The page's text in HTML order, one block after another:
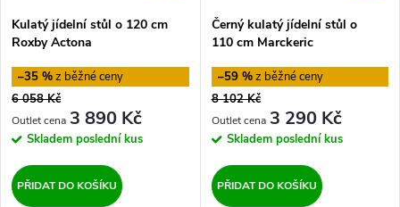
r
o
d
u
p
r
o
d
u
Kulatý jídelní stůl o 120 cm
Roxby Actona
–35 %
6 058 Kč
3 890 Kč
Skladem poslední kus
PŘIDAT DO KOŠÍKU
Černý kulatý jídelní stůl o
110 cm Marckeric
–59 %
8 102 Kč
3 290 Kč
Skladem poslední kus
PŘIDAT DO KOŠÍKU